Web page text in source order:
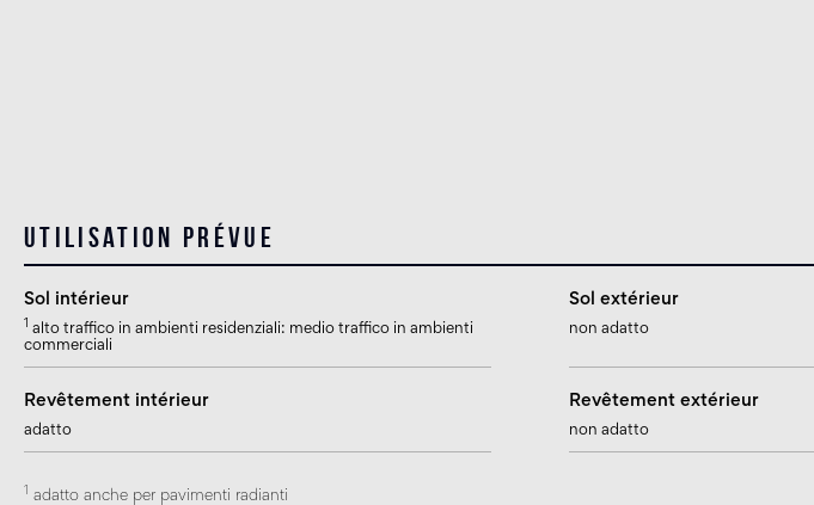
Utilisation prévue
Sol intérieur
alto traffico in ambienti residenziali: medio traffico in ambienti
commerciali
Sol extérieur
non adatto
Revêtement intérieur
adatto
Revêtement extérieur
non adatto
adatto anche per pavimenti radianti